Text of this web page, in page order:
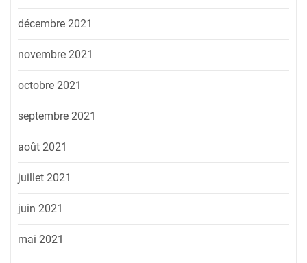
décembre 2021
novembre 2021
octobre 2021
septembre 2021
août 2021
juillet 2021
juin 2021
mai 2021